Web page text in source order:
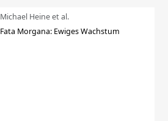
Michael Heine et al.
Fata Morgana: Ewiges Wachstum